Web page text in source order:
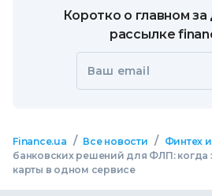
Коротко о главном за
рассылке
Ваш email
Finance.ua / Все новости / Финтех
банковских решений для ФЛП: когда
карты в одном сервисе